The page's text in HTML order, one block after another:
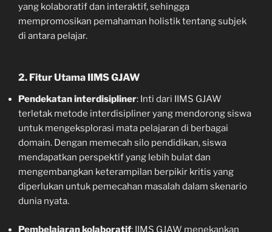
yang kolaboratif dan interaktif, sehingga
mempromosikan pemahaman holistik tentang subjek
di antara pelajar.
2. Fitur Utama IIMS GJAW
Pendekatan interdisipliner: Inti dari IIMS GJAW
terletak metode interdisipliner yang mendorong siswa
untuk mengeksplorasi mata pelajaran di berbagai
domain. Dengan memecah silo pendidikan, siswa
mendapatkan perspektif yang lebih bulat dan
mengembangkan keterampilan berpikir kritis yang
diperlukan untuk pemecahan masalah dalam skenario
dunia nyata.
Pembelajaran kolaboratif: IIMS GJAW menekankan